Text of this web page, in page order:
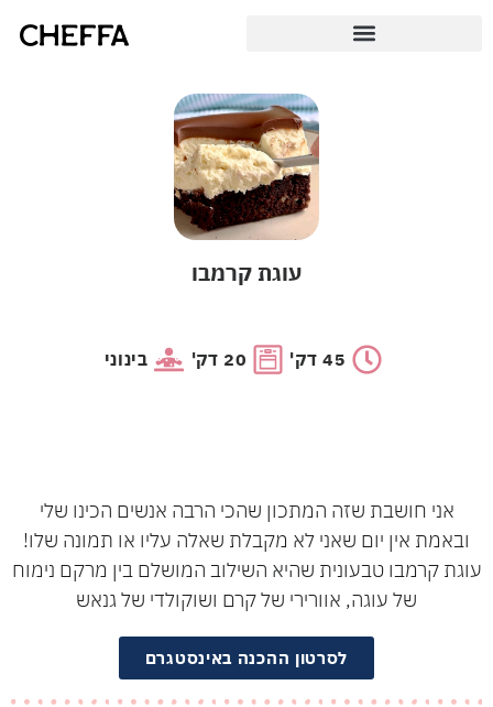
עוגת קרמבו
45 דק' 20 דק' בינוני
אני חושבת שזה המתכון שהכי הרבה אנשים הכינו שלי
ובאמת אין יום שאני לא מקבלת שאלה עליו או תמונה שלו!
עוגת קרמבו טבעונית שהיא השילוב המושלם בין מרקם נימוח
של עוגה, אוורירי של קרם ושוקולדי של גנאש
לסרטון ההכנה באינסטגרם